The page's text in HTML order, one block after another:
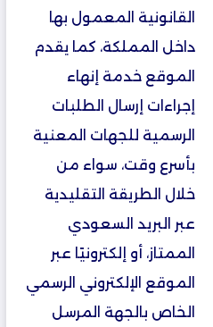
القانونية المعمول بها
داخل المملكة، كما يقدم
الموقع خدمة إنهاء
إجراءات إرسال الطلبات
الرسمية للجهات المعنية
بأسرع وقت، سواء من
خلال الطريقة التقليدية
عبر البريد السعودي
الممتاز، أو إلكترونيًا عبر
الموقع الإلكتروني الرسمي
الخاص بالجهة المرسل